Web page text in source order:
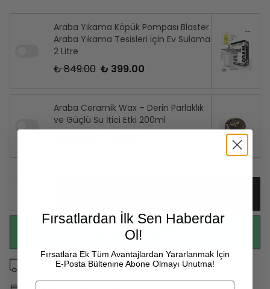
Araba Yıkama Köpük Pompası Blaster
Araba Yıkama Tesisleri için Ev Sulama
2 Litre
₺ 849.00 ₺ 399.00
Araba Ceramik Wax – Derin Parlaklık
ve Güçlü Su İtici Etki 200ml
WHATSAPP
499 TL ve Üzeri Kargo Bizden
Fırsatlardan İlk Sen Haberdar
Ol!
Fırsatlara Ek Tüm Avantajlardan Yararlanmak İçin
E-Posta Bültenine Abone Olmayı Unutma!